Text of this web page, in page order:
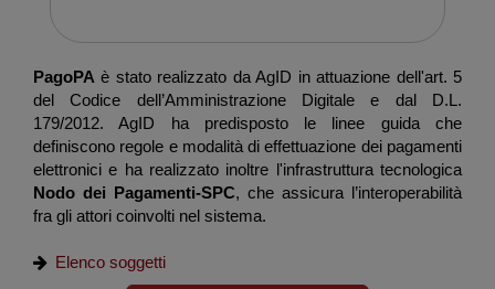
PagoPA è stato realizzato da AgID in attuazione dell'art. 5
del Codice dell’Amministrazione Digitale e dal D.L.
179/2012. AgID ha predisposto le
linee guidache
definiscono regole e modalità di effettuazione dei pagamenti
elettronici e ha realizzato inoltre l'infrastruttura tecnologica
Nodo dei Pagamenti-SPC, che assicura l’interoperabilità
fra gli attori coinvolti nel sistema.
Elenco soggetti